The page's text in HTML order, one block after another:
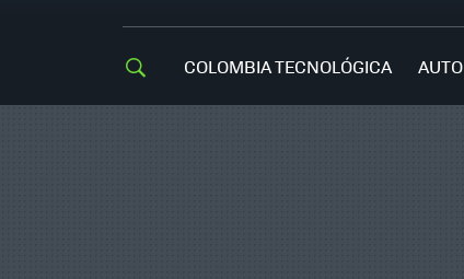
COLOMBIA TECNOLÓGICA AUTO